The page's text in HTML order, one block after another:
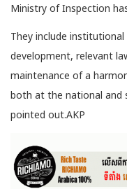
Ministry of Inspection
They include
development, relevant
maintenance of a
both at the national and
pointed out.AKP